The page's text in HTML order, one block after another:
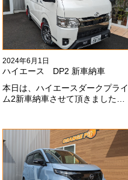
2024年6月1日
ハイエース DP2 新車納車
本日は、ハイエースダークプライ
ム2新車納車させて頂きました！
ました#x1f60a;